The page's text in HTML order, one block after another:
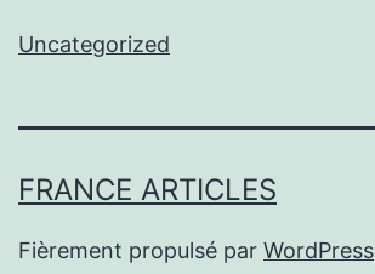
Uncategorized
FRANCE ARTICLES
Fièrement propulsé par WordPress